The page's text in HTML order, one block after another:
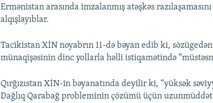
Ermənistan arasında imzalanmış atəşkəs
alqışlayıblar.
Tacikistan XİN noyabrın 11-də bəyan edib ki,
münaqişəsinin dinc yollarla həlli istiqamətində
Qırğızıstan XİN-in bəyanatında deyilir ki, “yüksək
Dağlıq Qarabağ probleminin çözümü üçün